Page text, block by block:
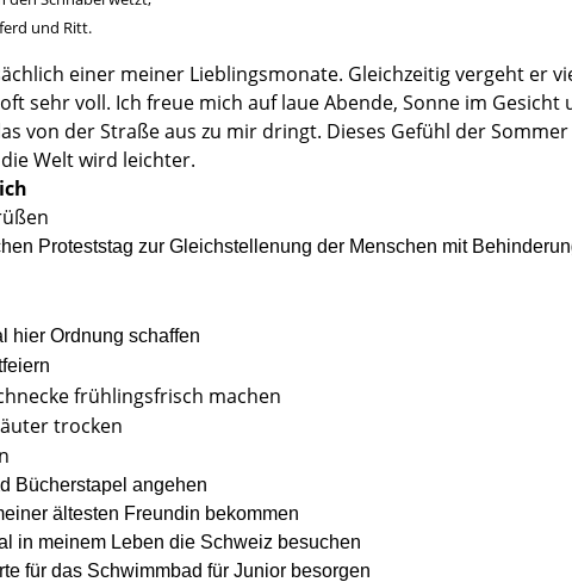
und Ritt.
einer meiner Lieblingsmonate. Gleichzeitig vergeht er
sehr voll. Ich freue mich auf laue Abende, Sonne im Gesicht
von der Straße aus zu mir dringt. Dieses Gefühl der
Welt wird leichter.
Proteststag zur Gleichstellenung der Menschen mit
hier Ordnung schaffen
frühlingsfrisch machen
trocken
Bücherstapel angehen
ältesten Freundin bekommen
in meinem Leben die Schweiz besuchen
für das Schwimmbad für Junior besorgen